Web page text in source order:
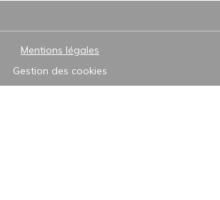
Mentions légales
Gestion des cookies